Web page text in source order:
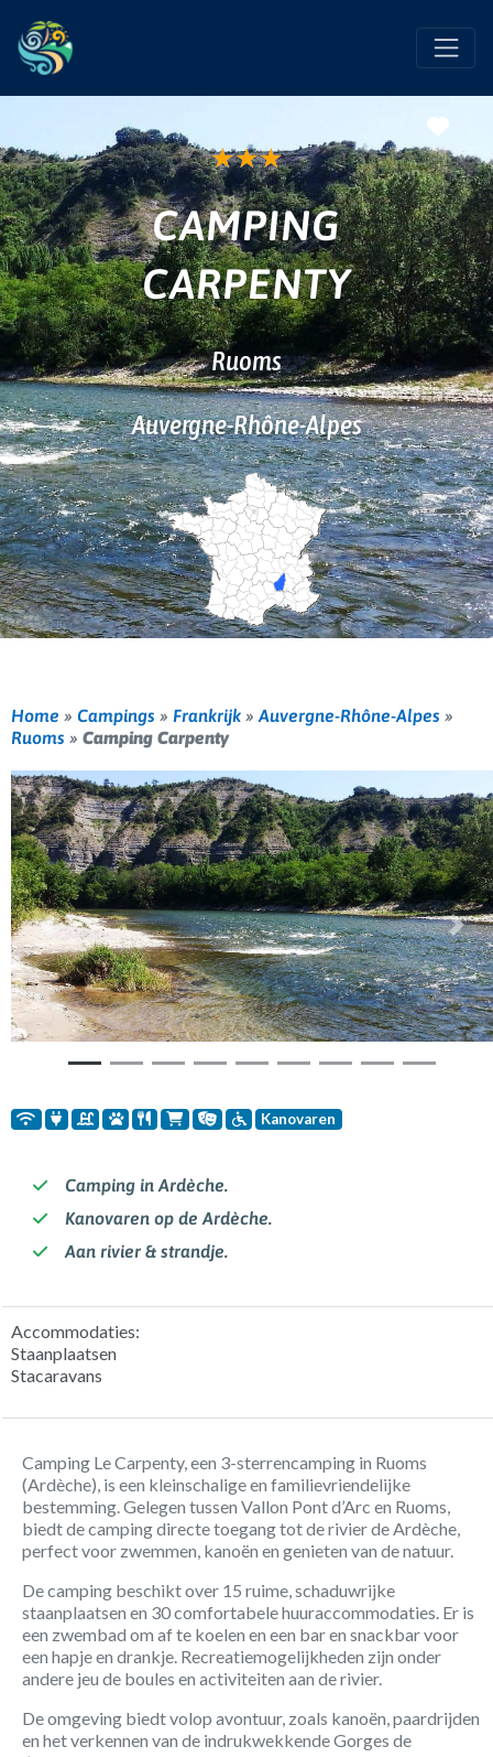
★★★
CAMPING
CARPENTY
Ruoms
Auvergne-Rhône-Alpes
Home » Campings » Frankrijk » Auvergne-Rhône-Alpes »
Ruoms » Camping Carpenty
Vorige
Kanovaren
Camping in Ardèche.
Kanovaren op de Ardèche.
Aan rivier & strandje.
Accommodaties:
Staanplaatsen
Stacaravans
Camping Le Carpenty, een 3-sterrencamping in Ruoms
(Ardèche), is een kleinschalige en familievriendelijke
bestemming. Gelegen tussen Vallon Pont d’Arc en Ruoms,
biedt de camping directe toegang tot de rivier de Ardèche,
perfect voor zwemmen, kanoën en genieten van de natuur.
De camping beschikt over 15 ruime, schaduwrijke
staanplaatsen en 30 comfortabele huuraccommodaties. Er is
een zwembad om af te koelen en een bar en snackbar voor
een hapje en drankje. Recreatiemogelijkheden zijn onder
andere jeu de boules en activiteiten aan de rivier.
De omgeving biedt volop avontuur, zoals kanoën, paardrijden
en het verkennen van de indrukwekkende Gorges de